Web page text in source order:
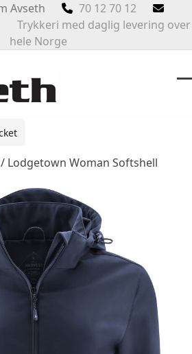
Avseth
70 12 70 12
med daglig levering over
hele Norge
/ Lodgetown Woman Softshell